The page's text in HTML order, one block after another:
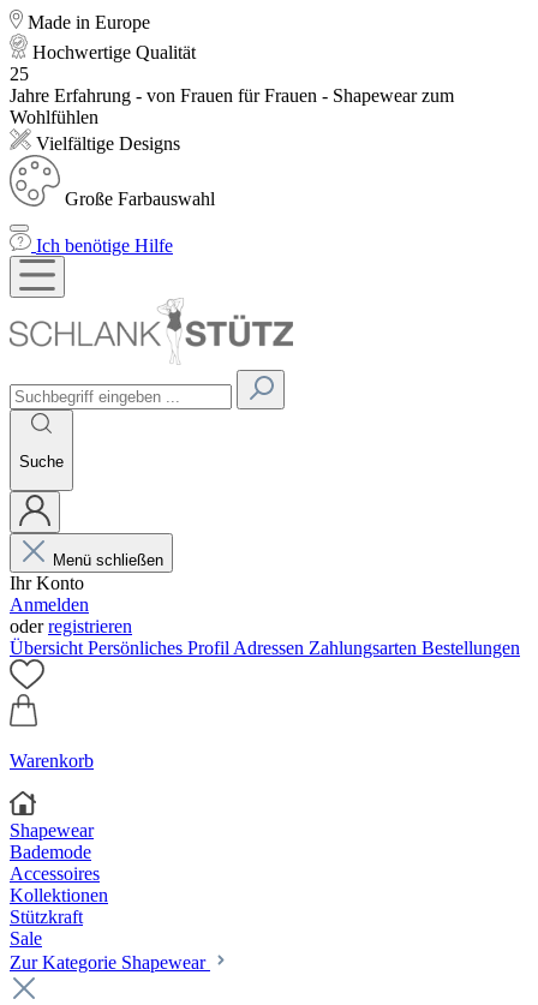
Made in Europe
Hochwertige Qualität
25
Jahre Erfahrung - von Frauen für Frauen - Shapewear zum
Wohlfühlen
Vielfältige Designs
Große Farbauswahl
Ich benötige Hilfe
Suche
Menü schließen
Ihr Konto
Anmelden
oderregistrieren
Übersicht Persönliches Profil Adressen Zahlungsarten Bestellungen
Warenkorb
Shapewear
Bademode
Accessoires
Kollektionen
Stützkraft
Sale
Zur Kategorie Shapewear